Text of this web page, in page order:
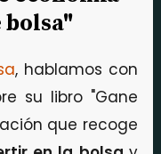
bolsa"
, hablamos con
su libro "Gane
que recoge